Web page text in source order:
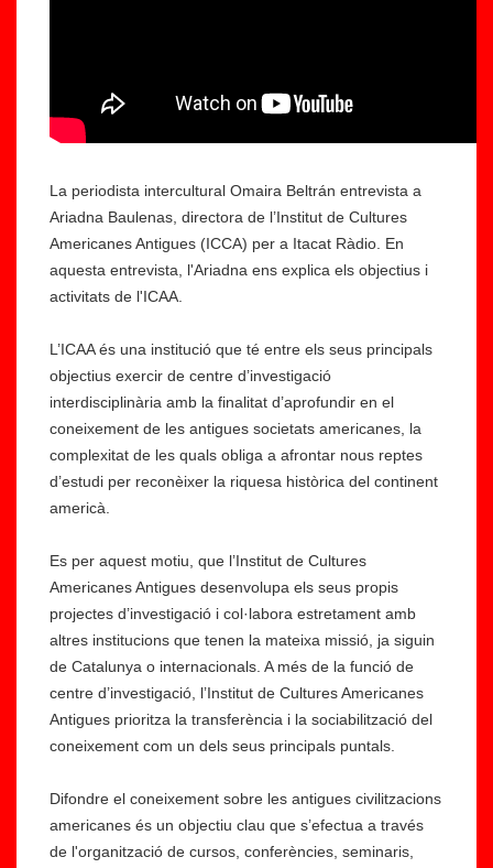
La periodista intercultural Omaira Beltrán entrevista a
Ariadna Baulenas, directora de l’Institut de Cultures
Americanes Antigues (ICCA) per a Itacat Ràdio. En
aquesta entrevista, l'Ariadna ens explica els objectius i
activitats de l'ICAA.
L’ICAA és una institució que té entre els seus principals
objectius exercir de centre d’investigació
interdisciplinària amb la finalitat d’aprofundir en el
coneixement de les antigues societats americanes, la
complexitat de les quals obliga a afrontar nous reptes
d’estudi per reconèixer la riquesa històrica del continent
americà.
Es per aquest motiu, que l’Institut de Cultures
Americanes Antigues desenvolupa els seus propis
projectes d’investigació i col·labora estretament amb
altres institucions que tenen la mateixa missió, ja siguin
de Catalunya o internacionals. A més de la funció de
centre d’investigació, l’Institut de Cultures Americanes
Antigues prioritza la transferència i la sociabilització del
coneixement com un dels seus principals puntals.
Difondre el coneixement sobre les antigues civilitzacions
americanes és un objectiu clau que s’efectua a través
de l'organització de cursos, conferències, seminaris,